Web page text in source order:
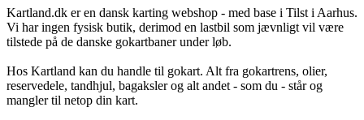
Kartland.dk er en dansk karting webshop - med base i Tilst i Aarhus.
Vi har ingen fysisk butik, derimod en lastbil som jævnligt vil være
tilstede på de danske gokartbaner under løb.
Hos Kartland kan du handle til gokart. Alt fra gokartrens, olier,
reservedele, tandhjul, bagaksler og alt andet - som du - står og
mangler til netop din kart.